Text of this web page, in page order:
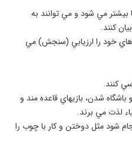
مي شود و مي توانند به
كنند.
خود را ارزيابي (سنجش) مي
كنند.
شدن، بازيهاي قاعده مند و
لذت مي برند.
شود مثل دوختن و كار با چوب را